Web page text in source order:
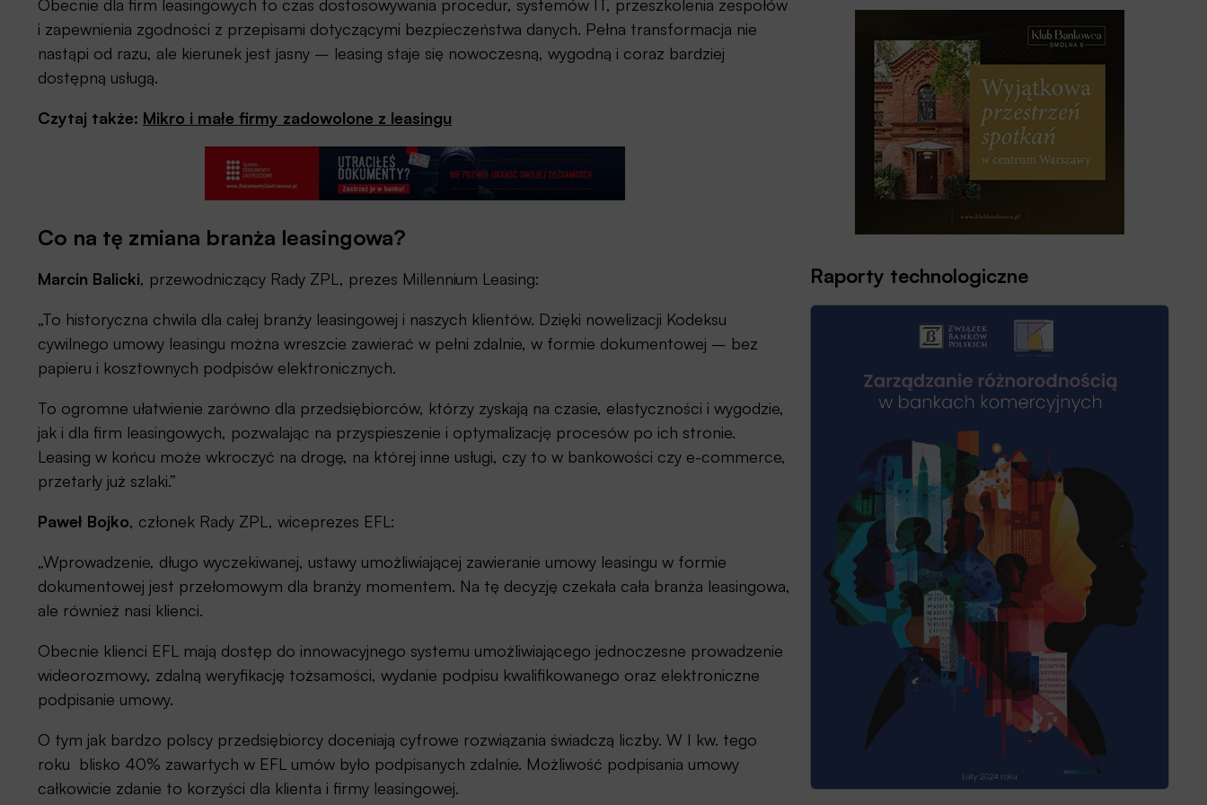
Obecnie dla firm leasingowych to czas dostosowywania procedur, systemów IT, przeszkolenia zespołów
i zapewnienia zgodności z przepisami dotyczącymi bezpieczeństwa danych. Pełna transformacja nie
nastąpi od razu, ale kierunek jest jasny – leasing staje się nowoczesną, wygodną i coraz bardziej
dostępną usługą.
Czytaj także: Mikro i małe firmy zadowolone z leasingu
Co na tę zmiana branża leasingowa?
Marcin Balicki, przewodniczący Rady ZPL, prezes Millennium Leasing:
„To historyczna chwila dla całej branży leasingowej i naszych klientów. Dzięki nowelizacji Kodeksu
cywilnego umowy leasingu można wreszcie zawierać w pełni zdalnie, w formie dokumentowej – bez
papieru i kosztownych podpisów elektronicznych.
To ogromne ułatwienie zarówno dla przedsiębiorców, którzy zyskają na czasie, elastyczności i wygodzie,
jak i dla firm leasingowych, pozwalając na przyspieszenie i optymalizację procesów po ich stronie.
Leasing w końcu może wkroczyć na drogę, na której inne usługi, czy to w bankowości czy e-commerce,
przetarły już szlaki.”
Paweł Bojko, członek Rady ZPL, wiceprezes EFL:
„Wprowadzenie, długo wyczekiwanej, ustawy umożliwiającej zawieranie umowy leasingu w formie
dokumentowej jest przełomowym dla branży momentem. Na tę decyzję czekała cała branża leasingowa,
ale również nasi klienci.
Obecnie klienci EFL mają dostęp do innowacyjnego systemu umożliwiającego jednoczesne prowadzenie
wideorozmowy, zdalną weryfikację tożsamości, wydanie podpisu kwalifikowanego oraz elektroniczne
podpisanie umowy.
O tym jak bardzo polscy przedsiębiorcy doceniają cyfrowe rozwiązania świadczą liczby. W I kw. tego
roku blisko 40% zawartych w EFL umów było podpisanych zdalnie. Możliwość podpisania umowy
całkowicie zdanie to korzyści dla klienta i firmy leasingowej.
Raporty technologiczne